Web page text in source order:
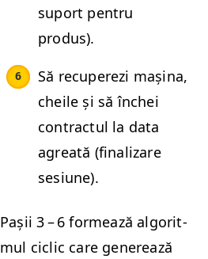
suport pen­tru
produs).
Să recu­perezi mași­na,
cheile și să închei
con­trac­tul la data
agreată (finalizare
sesiune).
Pașii 3 – 6 formează algo­rit­
mul ciclic care generează